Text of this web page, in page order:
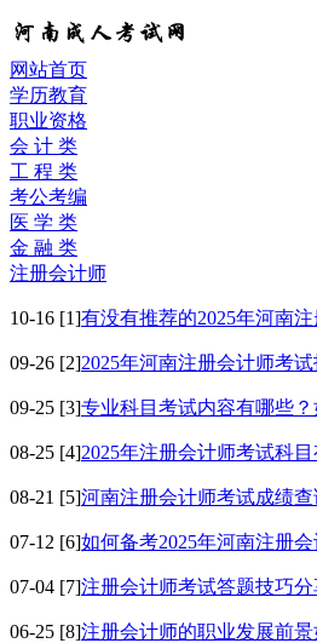
网站首页
学历教育
职业资格
会 计 类
工 程 类
考公考编
医 学 类
金 融 类
注册会计师
10-16 [1]有没有推荐的2025年河南
09-26 [2]2025年河南注册会计师考
09-25 [3]专业科目考试内容有哪些？
08-25 [4]2025年注册会计师考试科目
08-21 [5]河南注册会计师考试成绩查
07-12 [6]如何备考2025年河南注册会
07-04 [7]注册会计师考试答题技巧分
06-25 [8]注册会计师的职业发展前景